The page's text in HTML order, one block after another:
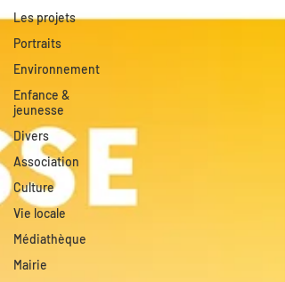
Les projets
Portraits
Environnement
Enfance &
jeunesse
Divers
Association
Culture
Vie locale
Médiathèque
Mairie